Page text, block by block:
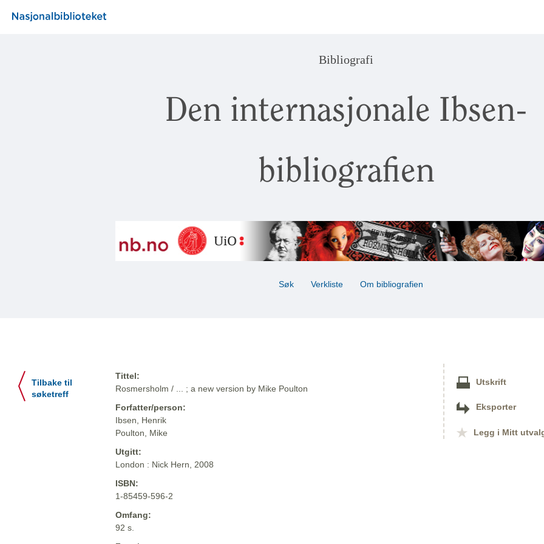
Bibliografi
Den internasjonale Ibsen-
bibliografien
Søk Verkliste Om bibliografien
Tilbake til
søketreff
Tittel:
Rosmersholm / ... ; a new version by Mike Poulton
Forfatter/person:
Ibsen, Henrik
Poulton, Mike
Utgitt:
London : Nick Hern, 2008
ISBN:
1-85459-596-2
Omfang:
92 s.
Utskrift
Eksporter
Legg i Mitt